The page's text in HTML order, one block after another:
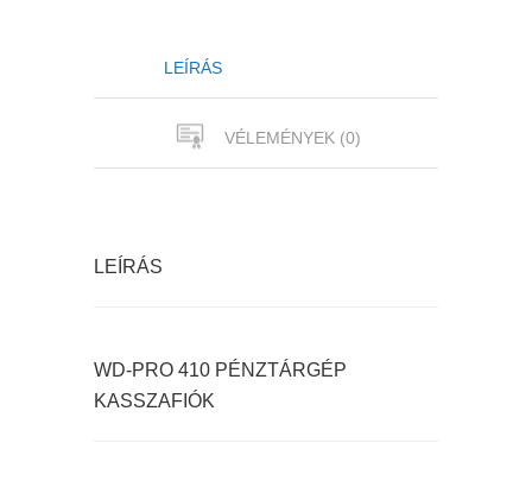
LEÍRÁS
VÉLEMÉNYEK (0)
LEÍRÁS
WD-PRO 410 PÉNZTÁRGÉP
KASSZAFIÓK